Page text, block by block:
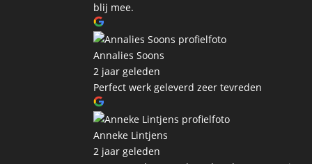
blij mee.
Annalies Soons
2 jaar geleden
Perfect werk geleverd zeer tevreden
Anneke Lintjens
2 jaar geleden